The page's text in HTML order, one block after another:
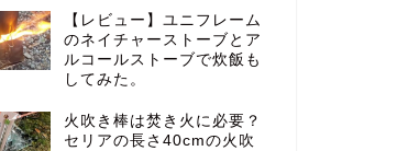
【レビュー】ユニフレーム
のネイチャーストーブとア
ルコールストーブで炊飯も
してみた。
火吹き棒は焚き火に必要？
セリアの長さ40cmの火吹